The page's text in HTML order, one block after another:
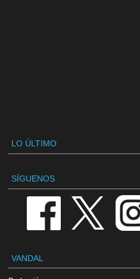
LO ÚLTIMO
SÍGUENOS
VANDAL